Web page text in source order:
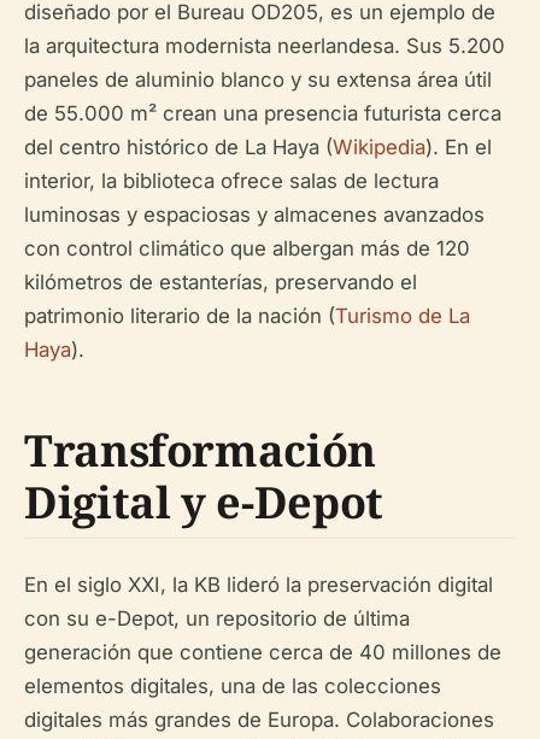
diseñado por el Bureau OD205, es un ejemplo de
la arquitectura modernista neerlandesa. Sus 5.200
paneles de aluminio blanco y su extensa área útil
de 55.000 m² crean una presencia futurista cerca
del centro histórico de La Haya (Wikipedia). En el
interior, la biblioteca ofrece salas de lectura
luminosas y espaciosas y almacenes avanzados
con control climático que albergan más de 120
kilómetros de estanterías, preservando el
patrimonio literario de la nación (Turismo de La
Haya).
Transformación
Digital y e-Depot
En el siglo XXI, la KB lideró la preservación digital
con su e-Depot, un repositorio de última
generación que contiene cerca de 40 millones de
elementos digitales, una de las colecciones
digitales más grandes de Europa. Colaboraciones